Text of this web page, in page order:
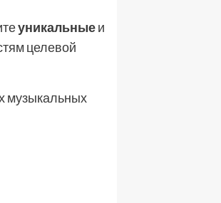
уникальныеи
целевой
музыкальных